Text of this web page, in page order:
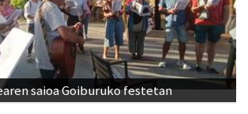
saioa Goiburuko festetan